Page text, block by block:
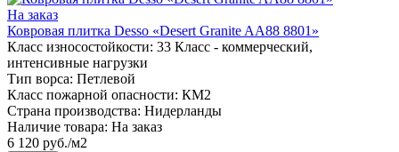
На заказ
Ковровая плитка Desso «Desert Granite AA88 8801»
Класс износостойкости: 33 Класс - коммерческий,
интенсивные нагрузки
Тип ворса: Петлевой
Класс пожарной опасности: КМ2
Страна производства: Нидерланды
Наличие товара: На заказ
6 120 руб./м2